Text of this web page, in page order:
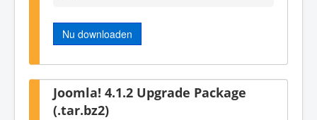
Nu downloaden
Joomla! 4.1.2 Upgrade Package
(.tar.bz2)